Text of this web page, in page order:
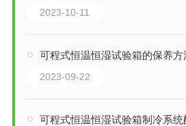
2023-10-11
可程式恒温恒湿试验箱的保养方
2023-09-22
可程式恒温恒湿试验箱制冷系